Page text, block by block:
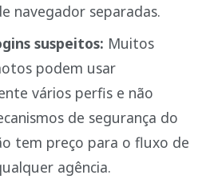
navegador separadas.
suspeitos: Muitos
podem usar
vários perfis e não
de segurança do
tem preço para o fluxo de
agência.